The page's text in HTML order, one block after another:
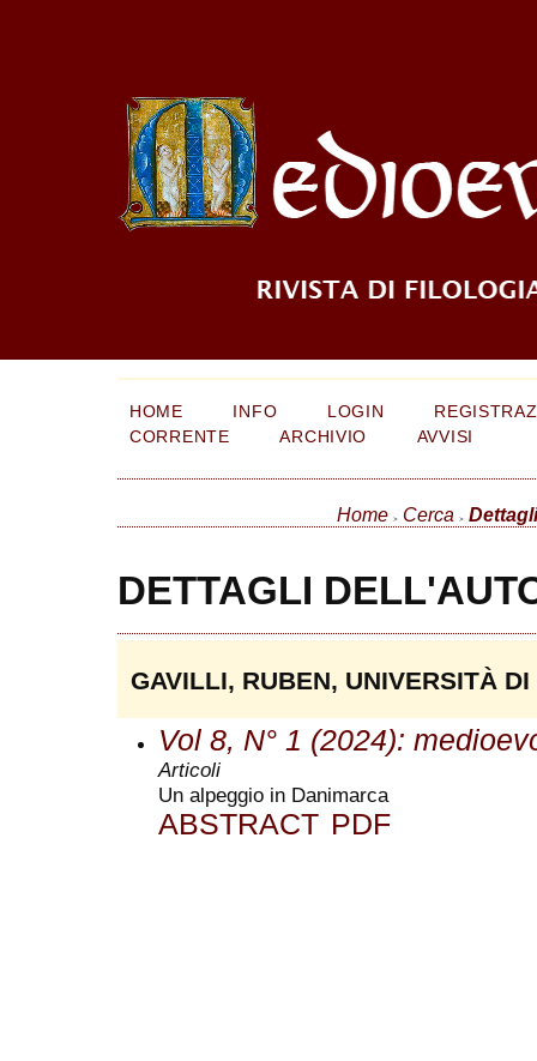
HOME INFO LOGIN
CORRENTE
ARCHIVIO AVVISI
Home > Cerca >
DETTAGLI
GAVILLI, RUBEN, UNIVERSITÀ
Vol 8, N° 1 (2024):
Articoli
Un alpeggio in Danimarca
ABSTRACT PDF